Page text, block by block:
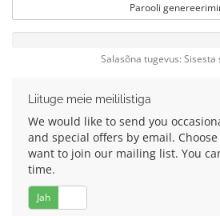
Parooli
Salasõna tugevus: Sisesta
Liituge meie meililistiga
We would like to send you
and special offers by email.
want to join our mailing list. You
time.
Jah